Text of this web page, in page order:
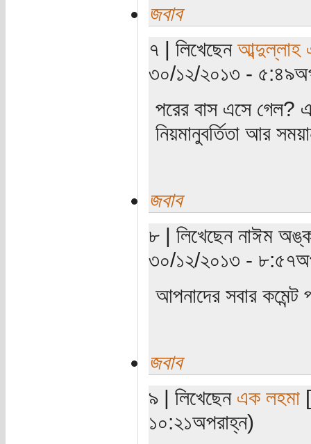
জবাব
৭ | লিখেছেন
৩০/১২/২০১৩ -
পরের বাস এসে গেল?
নিয়মানুবর্তিতা আর
জবাব
৮ | লিখেছেন নাঈম
৩০/১২/২০১৩ -
আপনাদের সবার
জবাব
৯ | লিখেছেন এক লহমা
১০:২১অপরাহ্ন)